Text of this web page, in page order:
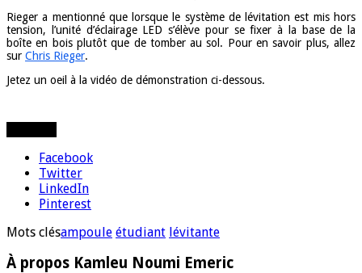
Rieger a mentionné que lorsque le système de lévitation est mis hors
tension, l’unité d’éclairage LED s’élève pour se fixer à la base de la
boîte en bois plutôt que de tomber au sol. Pour en savoir plus, allez
sur Chris Rieger.
Jetez un oeil à la vidéo de démonstration ci-dessous.
Facebook
Twitter
LinkedIn
Pinterest
Mots clésampoule étudiant lévitante
À propos Kamleu Noumi Emeric